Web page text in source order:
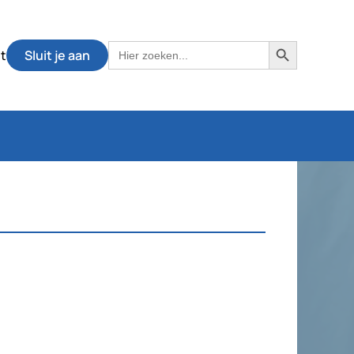
Sluit je aan Zoek
naar:
Zoekknop